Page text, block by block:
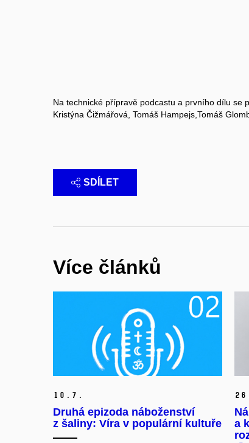
Na technické přípravě podcastu a prvního dílu se
Kristýna Čižmářová, Tomáš Hampejs,Tomáš
SDÍLET
Více článků
10. 7.
Druhá epizoda náboženství
z šaliny: Víra v populární kultuře
a